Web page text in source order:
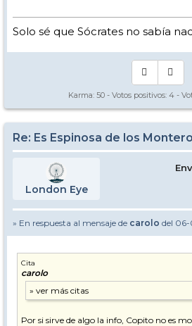
Solo sé que Sócrates no sabía
Karma: 50 - Votos positivos: 4 -
Re: Es Espinosa de los
London Eye
» En respuesta al mensaje de carolo del 06-
Cita
carolo
Por si sirve de algo la info, Copito no es